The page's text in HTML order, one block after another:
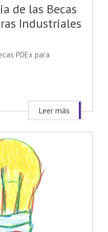
de las Becas
Industriales
PDEx para
Leer más